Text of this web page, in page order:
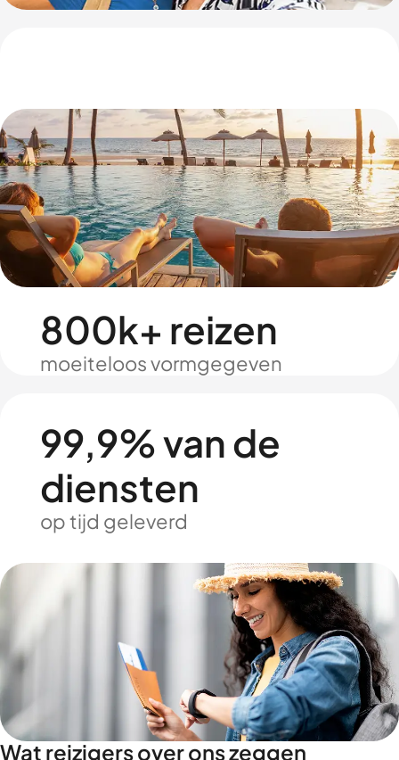
800k+ reizen
moeiteloos vormgegeven
99,9% van de
diensten
op tijd geleverd
Wat reizigers over ons zeggen